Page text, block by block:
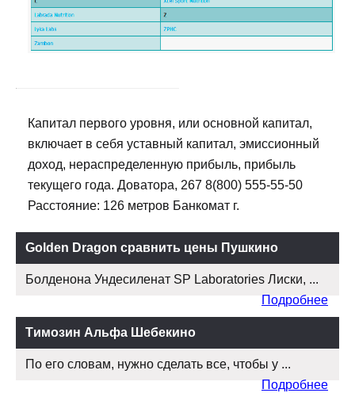
Капитал первого уровня, или основной капитал,
включает в себя уставный капитал, эмиссионный
доход, нераспределенную прибыль, прибыль
текущего года. Доватора, 267 8(800) 555-55-50
Расстояние: 126 метров Банкомат г.
Golden Dragon сравнить цены Пушкино
Болденона Ундесиленат SP Laboratories Лиски, ...
Подробнее
Tимозин Альфа Шебекино
По его словам, нужно сделать все, чтобы у ...
Подробнее